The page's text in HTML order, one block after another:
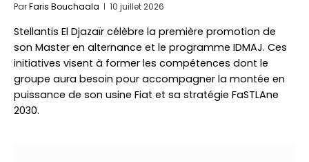
ParFaris Bouchaala 10 juillet 2026
Stellantis El Djazaïr célèbre la première promotion de
son Master en alternance et le programme IDMAJ. Ces
initiatives visent à former les compétences dont le
groupe aura besoin pour accompagner la montée en
puissance de son usine Fiat et sa stratégie FaSTLAne
2030.